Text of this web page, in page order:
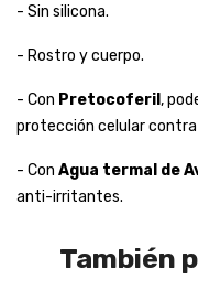
- Sin silicona.
- Rostro y cuerpo.
- Con Pretocoferil ,
protección celular contra
- Con Agua termal de
anti-irritantes.
También